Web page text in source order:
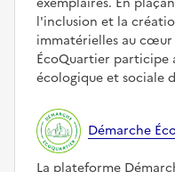
l'inclusion et la
immatérielles au
ÉcoQuartier
écologique et sociale
Démarche